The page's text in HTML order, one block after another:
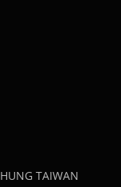
TAIWAN